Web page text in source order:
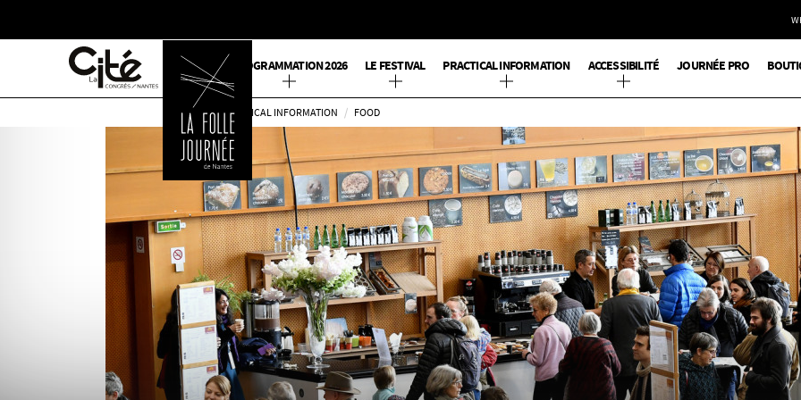
PROGRAMMATION 2026 LE FESTIVAL PRACTICAL INFORMATION ACCESSIBILITÉ JOURNÉE PRO
RETOURNER
SUR
L'ACCUEIL
PRACTICAL INFORMATION FOOD